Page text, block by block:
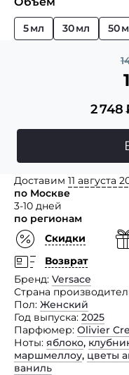
5 мл 30 мл 50
2 748
Доставим 11 августа
по Москве
3-10 дней
по регионам
Скидки
Возврат
Бренд Versace
Страна
Пол Женский
Год выпуска 2025
Парфюмер Olivier
Ноты яблоко,
маршмеллоу, цветы
ваниль